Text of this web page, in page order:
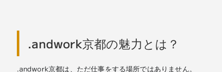
.andwork京都の魅力とは？
.andwork京都は、ただ仕事をする場所ではありません。